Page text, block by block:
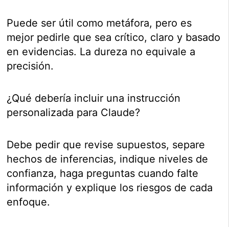
Puede ser útil como metáfora, pero es
mejor pedirle que sea crítico, claro y basado
en evidencias. La dureza no equivale a
precisión.
¿Qué debería incluir una instrucción
personalizada para Claude?
Debe pedir que revise supuestos, separe
hechos de inferencias, indique niveles de
confianza, haga preguntas cuando falte
información y explique los riesgos de cada
enfoque.